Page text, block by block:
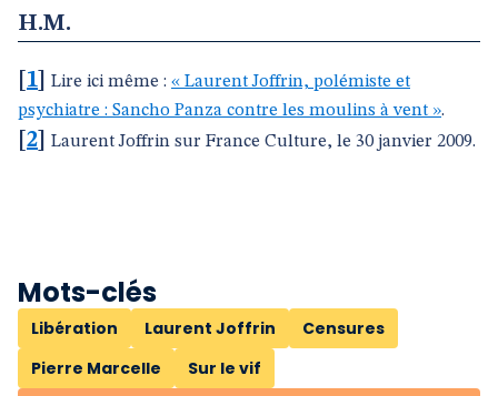
H.M.
1 Lire ici même : « Laurent Joffrin, polémiste et
psychiatre : Sancho Panza contre les moulins à vent ».
2 Laurent Joffrin sur France Culture, le 30 janvier 2009.
Mots-clés
Libération Laurent Joffrin
Censures
Pierre Marcelle
Sur le vif